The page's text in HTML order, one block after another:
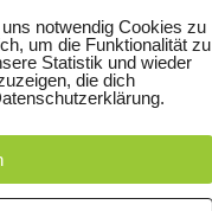
notwendig Cookies zu
um die Funktionalität zu
Statistik und wieder
die dich